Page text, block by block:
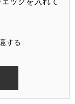
下の目的の
する